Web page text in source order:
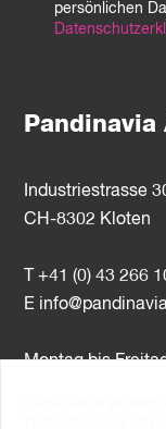
Pandinavia
Industriestrasse
CH-8302 Kloten
T +41 (0) 43 266
E
Montag bis
persönlichen